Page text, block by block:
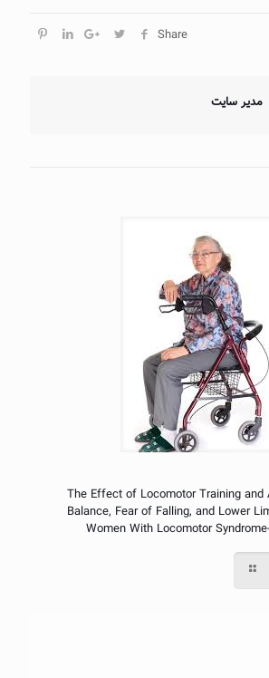
Share
مدیر سایت
The Effect of Locomotor Training and
Balance, Fear of Falling, and Lower
Women With Locomotor